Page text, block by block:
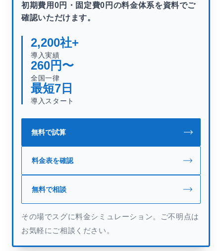
初期費用0円・固定費0円の料金体系を資料でご
確認いただけます。
2,200社+
導入実績
260円〜
全国一律
最短7 日
導入スタート
無料で試算
料金表を確認
無料で相談
その場でスグに料金シミュレーション。ご不明点は
お気軽にご相談ください。